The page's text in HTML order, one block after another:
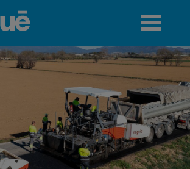
Jump to navigation